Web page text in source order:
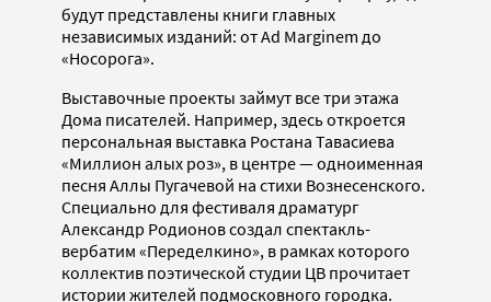
будут представлены книги главных
независимых изданий: от Ad Marginem до
«Носорога».
Выставочные проекты займут все три этажа
Дома писателей. Например, здесь откроется
персональная выставка Ростана Тавасиева
«Миллион алых роз», в центре — одноименная
песня Аллы Пугачевой на стихи Вознесенского.
Специально для фестиваля драматург
Александр Родионов создал спектакль-
вербатим «Переделкино», в рамках которого
коллектив поэтической студии ЦВ прочитает
истории жителей подмосковного городка.